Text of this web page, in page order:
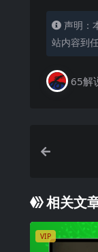
声明：
站内容到
65解
相关文
VIP